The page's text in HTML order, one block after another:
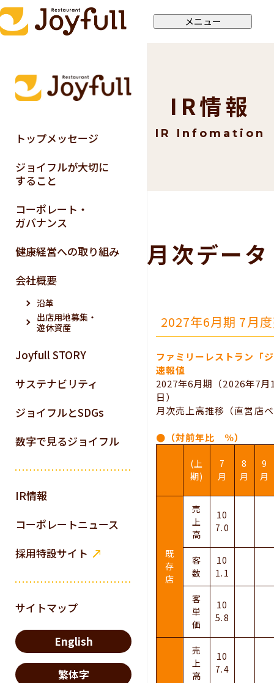
メニュー
トップメッセージ
ジョイフルが大切に
すること
コーポレート・
ガバナンス
健康経営への取り組み
会社概要
沿革
出店用地募集・
遊休資産
Joyfull STORY
サステナビリティ
ジョイフルとSDGs
数字で見るジョイフル
IR情報
コーポレートニュース
採用特設サイト
サイトマップ
English
繁体字
IR情報
IR Infomation
月次データ
2027年6月期 7月
ファミリーレストラン「
速報値
2027年6月期（2026年7
日）
月次売上高推移（直営店
●（対前年比 ％）
(上
期)
7
月
8
月
9
月
既
存
店
売
上
高
10
7.0
客
数
10
1.1
客
単
価
10
5.8
売
上
高
10
7.4